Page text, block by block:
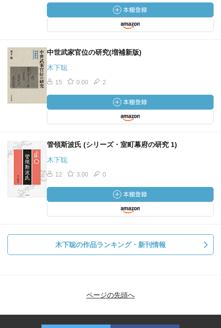
中世武家官位の研究(増補新版)
木下聡
15 0.00 2
管領斯波氏 (シリーズ・室町幕府の研究 1)
木下聡
12 3.00 0
木下聡の作品ランキング・新刊情報
ページの先頭へ